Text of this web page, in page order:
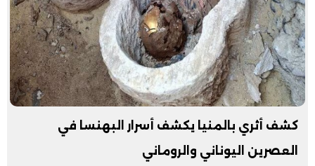
كشف أثري بالمنيا يكشف أسرار البهنسا في
العصرين اليوناني والروماني